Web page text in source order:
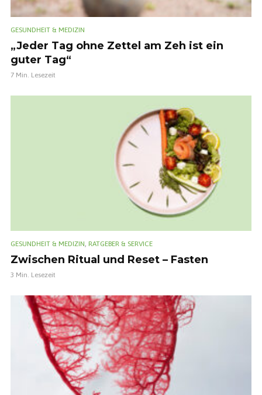
GESUNDHEIT & MEDIZIN
„Jeder Tag ohne Zettel am Zeh ist ein
guter Tag“
7 Min. Lesezeit
GESUNDHEIT & MEDIZIN, RATGEBER & SERVICE
Zwischen Ritual und Reset – Fasten
3 Min. Lesezeit